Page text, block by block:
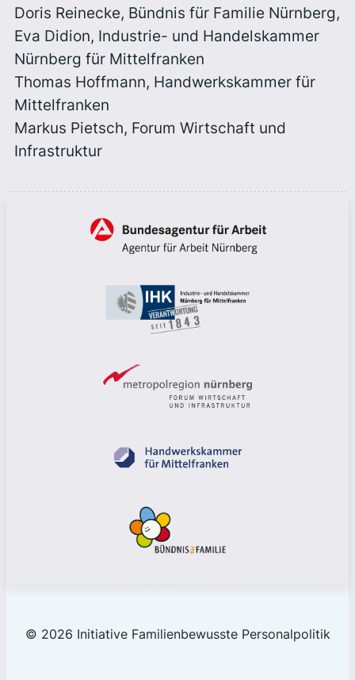
Doris Reinecke, Bündnis für Familie Nürnberg,
Eva Didion, Industrie- und Handelskammer
Nürnberg für Mittelfranken
Thomas Hoffmann, Handwerkskammer für
Mittelfranken
Markus Pietsch, Forum Wirtschaft und
Infrastruktur
© 2026 Initiative Familienbewusste Personalpolitik